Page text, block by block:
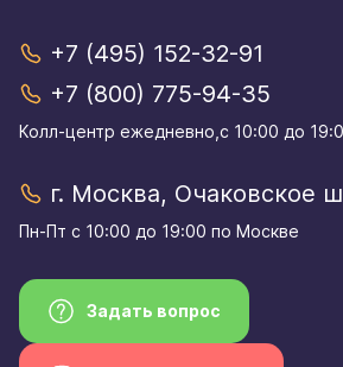
+7 (495) 152-32-91
+7 (800) 775-94-35
Колл-центр eжедневно,с 10:00 до
г. Москва, Очаковское
Пн-Пт с 10:00 до 19:00 по Москве
Задать вопрос